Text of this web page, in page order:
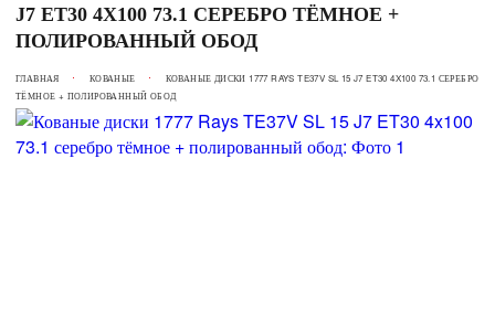
J7 ET30 4X100 73.1 СЕРЕБРО ТЁМНОЕ +
ПОЛИРОВАННЫЙ ОБОД
ГЛАВНАЯ КОВАНЫЕ
КОВАНЫЕ ДИСКИ 1777 RAYS TE37V SL 15 J7 ET30 4X100 73.1 СЕРЕБРО
ТЁМНОЕ + ПОЛИРОВАННЫЙ ОБОД